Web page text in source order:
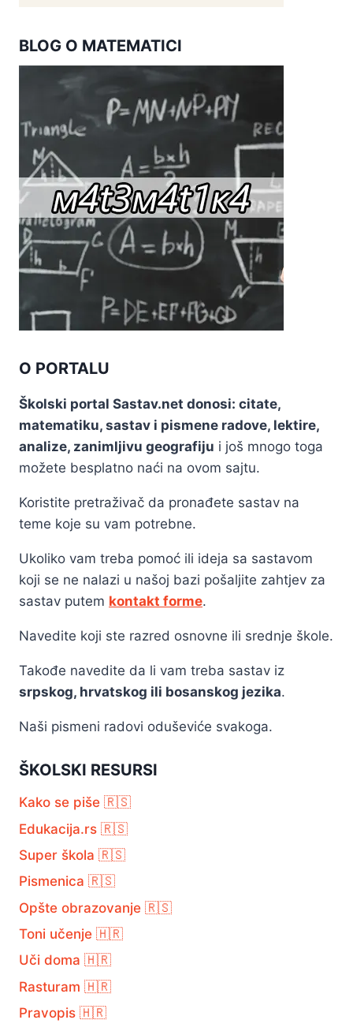
BLOG O MATEMATICI
O PORTALU
Školski portal Sastav.net donosi: citate,
matematiku, sastav i pismene radove, lektire,
analize, zanimljivu geografiju i još mnogo toga
možete besplatno naći na ovom sajtu.
Koristite pretraživač da pronađete sastav na
teme koje su vam potrebne.
Ukoliko vam treba pomoć ili ideja sa sastavom
koji se ne nalazi u našoj bazi pošaljite zahtjev za
sastav putem kontakt forme.
Navedite koji ste razred osnovne ili srednje škole.
Takođe navedite da li vam treba sastav iz
srpskog, hrvatskog ili bosanskog jezika.
Naši pismeni radovi oduševiće svakoga.
ŠKOLSKI RESURSI
Kako se piše 🇷🇸
Edukacija.rs 🇷🇸
Super škola 🇷🇸
Pismenica 🇷🇸
Opšte obrazovanje 🇷🇸
Toni učenje 🇭🇷
Uči doma 🇭🇷
Rasturam 🇭🇷
Pravopis 🇭🇷